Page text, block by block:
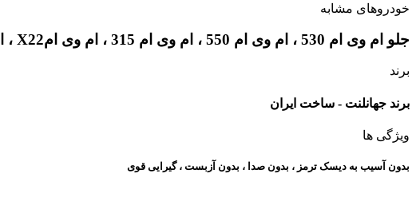
خودروهای مشابه
جلو ام وی ام 530 ، ام وی ام 550 ، ام وی ام 315 ، ام وی امX22 ، ام وی ام X33 ، لیفان X60 ، آریزو 5 ، چری کویین ویانا
برند
برند جهانلنت - ساخت ایران
ویژگی ها
بدون آسیب به دیسک ترمز ، بدون صدا ، بدون آزبست ، گیرایی قوی​